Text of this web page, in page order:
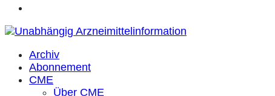
Archiv
Abonnement
CME
Über CME